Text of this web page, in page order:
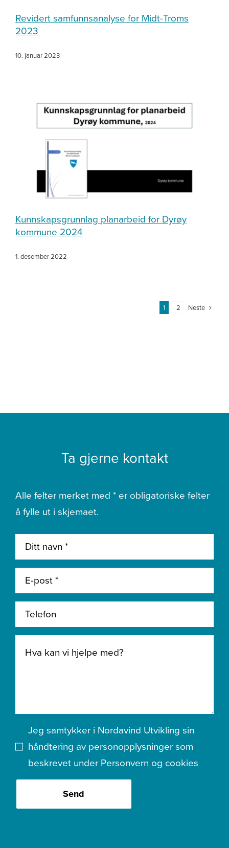
Revidert samfunnsanalyse for Midt-Troms
2023
10. januar 2023
Kunnskapsgrunnlag planarbeid for Dyrøy
kommune 2024
1. desember 2022
1 2 Neste
Ta gjerne kontakt
Alle felter merket med * er obligatoriske felter
å fylle ut i skjemaet.
Jeg samtykker i Nordavind Utvikling sin
håndtering av personopplysninger som
beskrevet under Personvern og cookies
Send